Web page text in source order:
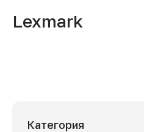
Lexmark
Категория